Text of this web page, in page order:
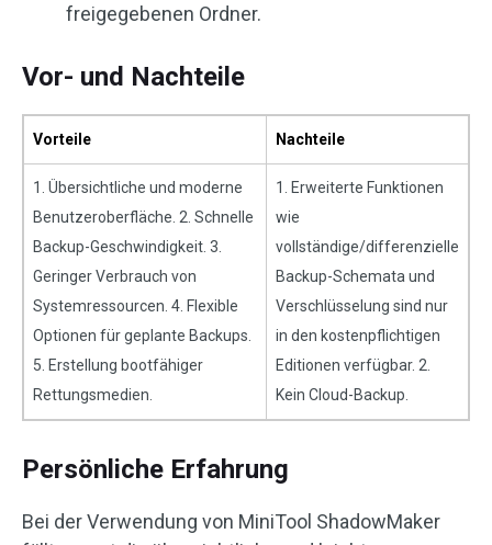
freigegebenen Ordner.
Vor- und Nachteile
Vorteile Nachteile
1. Übersichtliche und moderne
Benutzeroberfläche. 2. Schnelle
Backup-Geschwindigkeit. 3.
Geringer Verbrauch von
Systemressourcen. 4. Flexible
Optionen für geplante Backups.
5. Erstellung bootfähiger
Rettungsmedien.
1. Erweiterte Funktionen
wie
vollständige/differenzielle
Backup-Schemata und
Verschlüsselung sind nur
in den kostenpflichtigen
Editionen verfügbar. 2.
Kein Cloud-Backup.
Persönliche Erfahrung
Bei der Verwendung von MiniTool ShadowMaker